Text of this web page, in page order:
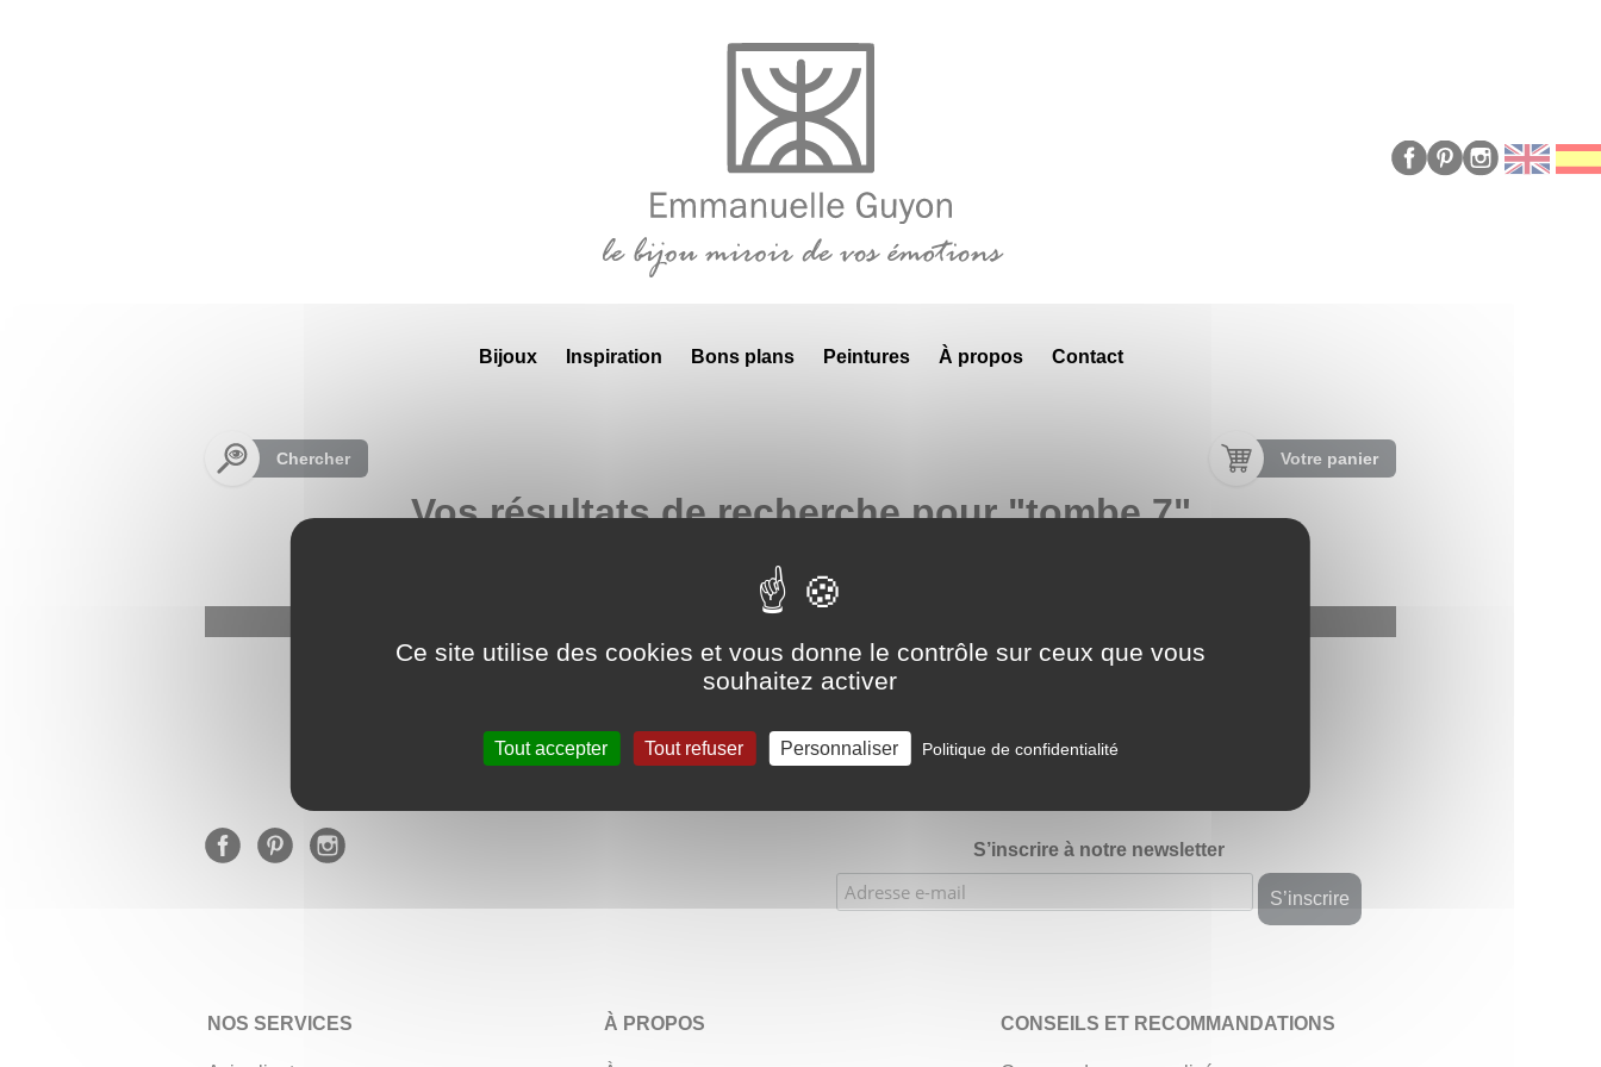
Bijoux Inspiration Bons plans Peintures À propos Contact
Chercher Votre panier
Vos résultats de recherche pour "tombe 7"
★★★★★ Évaluations de notre boutique Etsy : 900 ventes, 294 avis
S’inscrire à notre newsletter
NOS SERVICES À PROPOS CONSEILS ET RECOMMANDATIONS
Ce site utilise des cookies et vous donne le contrôle sur ceux que vous
souhaitez activer
Tout accepter Tout refuser Personnaliser Politique de confidentialité